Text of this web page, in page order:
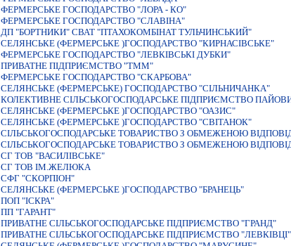
ФЕРМЕРСЬКЕ ГОСПОДАРСТВО "ЛОРА - КО"
ФЕРМЕРСЬКЕ ГОСПОДАРСТВО "СЛАВIНА"
ДП "БОРТНИКИ" СВАТ "ПТАХОКОМБІНАТ ТУЛЬЧИНСЬКИЙ"
СЕЛЯНСЬКЕ (ФЕРМЕРСЬКЕ )ГОСПОДАРСТВО "КИРНАСIВСЬКЕ"
ФЕРМЕРСЬКЕ ГОСПОДАРСТВО "ЛЕВКІВСЬКІ ДУБКИ"
ПРИВАТНЕ ПIДПРИЄМСТВО "ТММ"
ФЕРМЕРСЬКЕ ГОСПОДАРСТВО "СКАРБОВА"
СЕЛЯНСЬКЕ (ФЕРМЕРСЬКЕ) ГОСПОДАРСТВО "СIЛЬНИЧАНКА"
КОЛЕКТИВНЕ СІЛЬСЬКОГОСПОДАРСЬКЕ ПІДПРИЄМСТВО
СЕЛЯНСЬКЕ (ФЕРМЕРСЬКЕ )ГОСПОДАРСТВО "ОАЗИС"
СЕЛЯНСЬКЕ (ФЕРМЕРСЬКЕ )ГОСПОДАРСТВО "СВІТАНОК"
СІЛЬСЬКОГОСПОДАРСЬКЕ ТОВАРИСТВО З ОБМЕЖЕНОЮ
СIЛЬСЬКОГОСПОДАРСЬКЕ ТОВАРИСТВО З ОБМЕЖЕНОЮ
СГ ТОВ "ВАСИЛІВСЬКЕ"
СГ ТОВ ІМ.ЖЕЛЮКА
СФГ "СКОРПІОН"
СЕЛЯНСЬКЕ (ФЕРМЕРСЬКЕ )ГОСПОДАРСТВО "БРАНЕЦЬ"
ПОП "ІСКРА"
ПП "ГАРАНТ"
ПРИВАТНЕ СIЛЬСЬКОГОСПОДАРСЬКЕ ПIДПРИЄМСТВО "ГРАНД"
ПРИВАТНЕ СIЛЬСЬКОГОСПОДАРСЬКЕ ПIДПРИЄМСТВО "ЛЕВКIВЦI"